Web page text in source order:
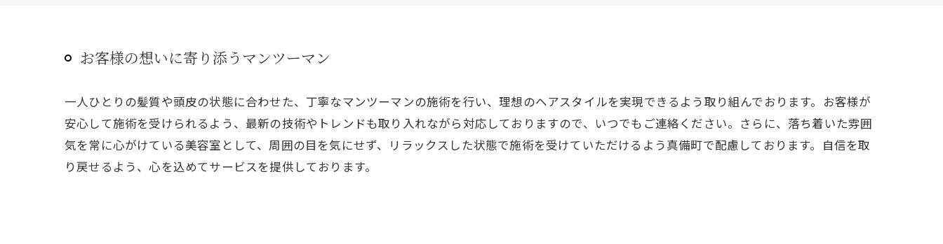
お客様の想いに寄り添うマンツーマン
一人ひとりの髪質や頭皮の状態に合わせた、丁寧なマンツーマンの施術を行い、理想のヘアスタイルを実現できるよう取り組んでおります。お客様が
安心して施術を受けられるよう、最新の技術やトレンドも取り入れながら対応しておりますので、いつでもご連絡ください。さらに、落ち着いた雰囲
気を常に心がけている美容室として、周囲の目を気にせず、リラックスした状態で施術を受けていただけるよう真備町で配慮しております。自信を取
り戻せるよう、心を込めてサービスを提供しております。